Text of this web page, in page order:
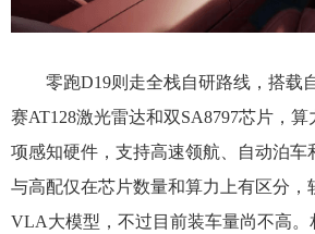
零跑D19则走全栈自研路线，搭载
赛AT128激光雷达和双SA8797芯片，算
项感知硬件，支持高速领航、自动泊车
与高配仅在芯片数量和算力上有区分，
VLA大模型，不过目前装车量尚不高。